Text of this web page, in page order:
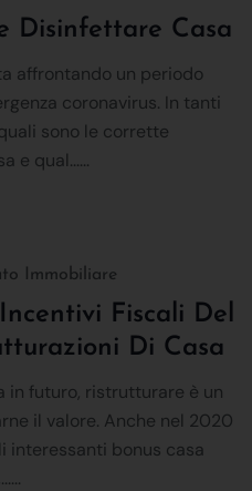
Disinfettare Casa
affrontando un periodo
coronavirus. In tanti
sono le corrette
e qual......
Immobiliare
Fiscali Del
Di Casa
in futuro, ristrutturare è un
il valore. Anche nel 2020
interessanti bonus casa